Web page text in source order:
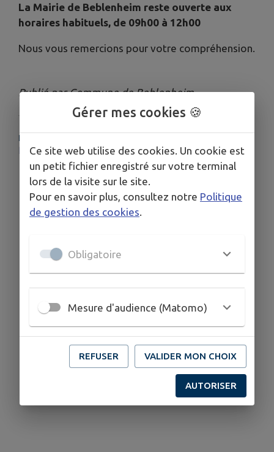
La Mairie de Beblenheim reste ouverte aux
horaires habituels, de 09h00 à 12h00
Nous vous remercions pour votre compréhension.
Publié par Commune de Beblenheim
PLUS D'INFORMATIONS
Gérer mes cookies 🍪
Ce site web utilise des cookies. Un cookie est
un petit fichier enregistré sur votre terminal
lors de la visite sur le site.
Pour en savoir plus, consultez notre Politique
de gestion des cookies.
Obligatoire
Mesure d'audience (Matomo)
REFUSER VALIDER MON CHOIX
AUTORISER